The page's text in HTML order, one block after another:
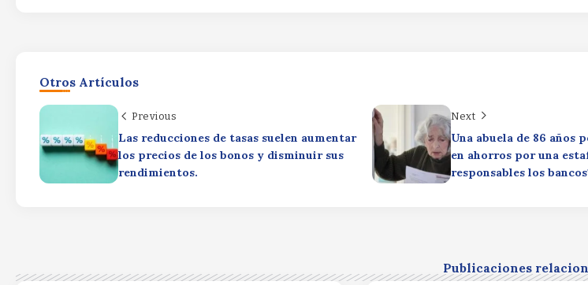
Otros Artículos
Previous
Las reducciones de tasas suelen aumentar
los precios de los bonos y disminuir sus
rendimientos.
Next
Una abuela de 86 años
en ahorros por una
responsables los
Publicaciones